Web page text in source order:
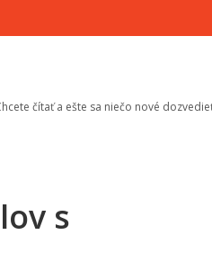
čítať a ešte sa niečo nové
s